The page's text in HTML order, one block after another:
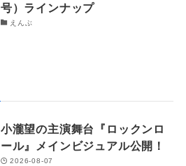
号）ラインナップ
えんぶ
小瀧望の主演舞台『ロックンロ
ール』メインビジュアル公開！
2026-08-07